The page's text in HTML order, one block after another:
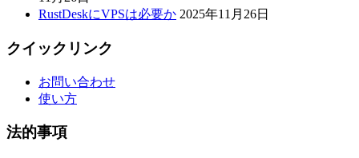
RustDeskにVPSは必要か 2025年11月26日
クイックリンク
お問い合わせ
使い方
法的事項